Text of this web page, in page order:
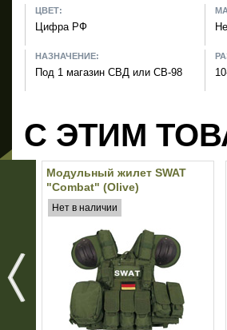
ЦВЕТ:
Цифра РФ
НАЗНАЧЕНИЕ:
Под 1 магазин СВД или СВ-98
С ЭТИМ
Модульный жилет SWAT
"Combat" (Olive)
Нет в наличии